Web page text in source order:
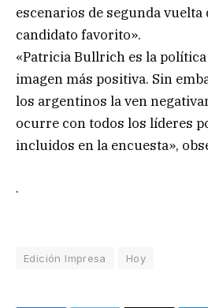
escenarios de segunda vuelta
candidato favorito».
«Patricia Bullrich es la
imagen más positiva. Sin
los argentinos la ven
ocurre con todos los líderes
incluidos en la encuesta»,
.
Edición Impresa Hoy